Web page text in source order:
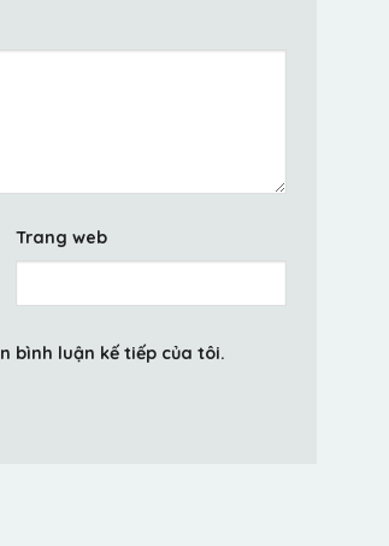
Trang web
bình luận kế tiếp của tôi.